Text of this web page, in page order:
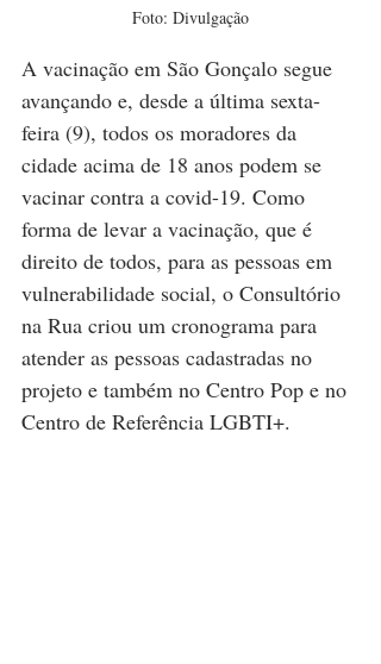
Foto: Divulgação
A vacinação em São Gonçalo segue
avançando e, desde a última sexta-
feira (9), todos os moradores da
cidade acima de 18 anos podem se
vacinar contra a covid-19. Como
forma de levar a vacinação, que é
direito de todos, para as pessoas em
vulnerabilidade social, o Consultório
na Rua criou um cronograma para
atender as pessoas cadastradas no
projeto e também no Centro Pop e no
Centro de Referência LGBTI+.